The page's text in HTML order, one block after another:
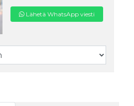
Lähetä WhatsApp viesti